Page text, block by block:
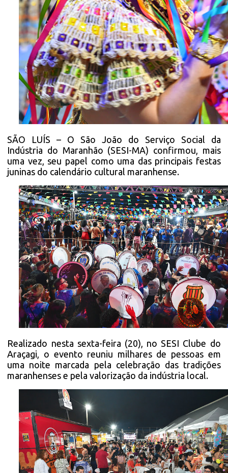
SÃO LUÍS – O São João do Serviço Social da
Indústria do Maranhão (SESI-MA) confirmou, mais
uma vez, seu papel como uma das principais festas
juninas do calendário cultural maranhense.
Realizado nesta sexta-feira (20), no SESI Clube do
Araçagi, o evento reuniu milhares de pessoas em
uma noite marcada pela celebração das tradições
maranhenses e pela valorização da indústria local.